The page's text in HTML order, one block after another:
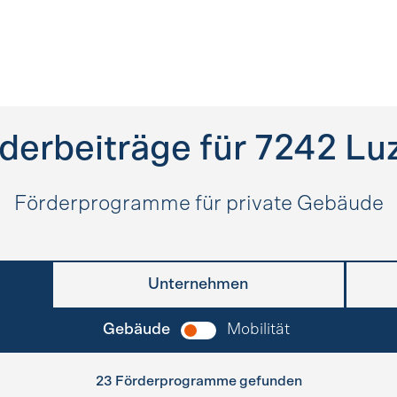
für 7242
Förderprogramme für private Gebäude
Unternehmen
Gebäude Mobilität
23 Förderprogramme gefunden